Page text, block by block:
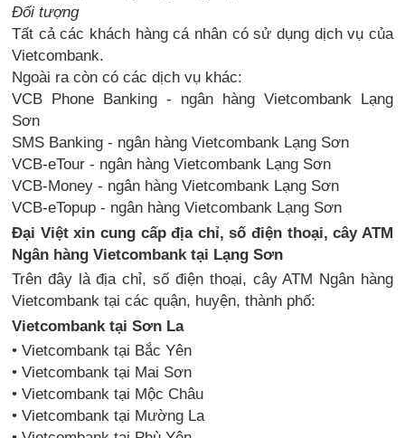
Đối tượng
Tất cả các khách hàng cá nhân có sử dụng dịch vụ của
Vietcombank.
Ngoài ra còn có các dịch vụ khác:
VCB Phone Banking - ngân hàng Vietcombank Lạng
Sơn
SMS Banking - ngân hàng Vietcombank Lạng Sơn
VCB-eTour - ngân hàng Vietcombank Lạng Sơn
VCB-Money - ngân hàng Vietcombank Lạng Sơn
VCB-eTopup - ngân hàng Vietcombank Lạng Sơn
Đại Việt xin cung cấp địa chỉ, số điện thoại, cây ATM
Ngân hàng Vietcombank tại Lạng Sơn
Trên đây là địa chỉ, số điện thoại, cây ATM Ngân hàng
Vietcombank tại các quận, huyện, thành phố:
Vietcombank tại Sơn La
• Vietcombank tại Bắc Yên
• Vietcombank tại Mai Sơn
• Vietcombank tại Mộc Châu
• Vietcombank tại Mường La